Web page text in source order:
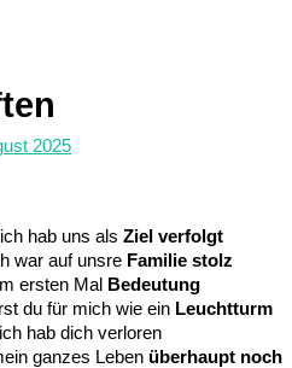
2025
hab uns als Ziel verfolgt
war auf unsre Familie stolz
ersten Mal
Bedeutung
du für mich wie ein Leuchtturm
hab dich verloren
ganzes Leben überhaupt noch